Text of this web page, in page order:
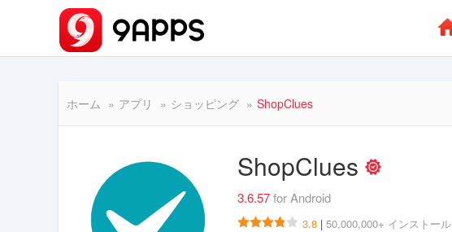
ホーム アプリ ショッピング ShopClues
ShopClues
3.6.57for Android
3.8 | 50,000,000+ インストール